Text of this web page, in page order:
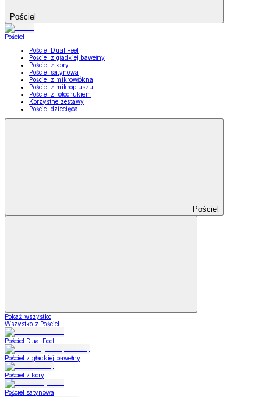
Pościel
Pościel
Pościel Dual Feel
Pościel z gładkiej bawełny
Pościel z kory
Pościel satynowa
Pościel z mikrowłókna
Pościel z mikropluszu
Pościel z fotodrukiem
Korzystne zestawy
Pościel dziecięca
Pościel
Pokaż wszystko
Wszystko z Pościel
Pościel Dual Feel
Pościel z gładkiej bawełny
Pościel z kory
Pościel satynowa